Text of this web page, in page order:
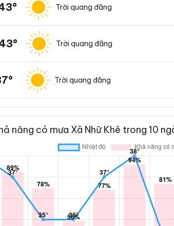
Trời quang đãng
Trời quang đãng
Trời quang đãng
năng có mưa Xã Nhữ Khê trong 10